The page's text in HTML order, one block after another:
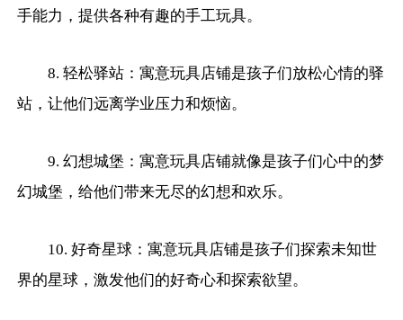
手能力，提供各种有趣的手工玩具。
8. 轻松驿站：寓意玩具店铺是孩子们放松心情的驿
站，让他们远离学业压力和烦恼。
9. 幻想城堡：寓意玩具店铺就像是孩子们心中的梦
幻城堡，给他们带来无尽的幻想和欢乐。
10. 好奇星球：寓意玩具店铺是孩子们探索未知世
界的星球，激发他们的好奇心和探索欲望。